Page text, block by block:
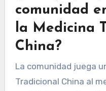
comunidad
la Medicina
China?
La comunidad juega
Tradicional China al